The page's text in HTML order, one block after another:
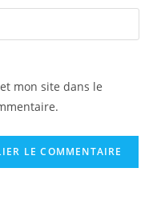
mon site dans le